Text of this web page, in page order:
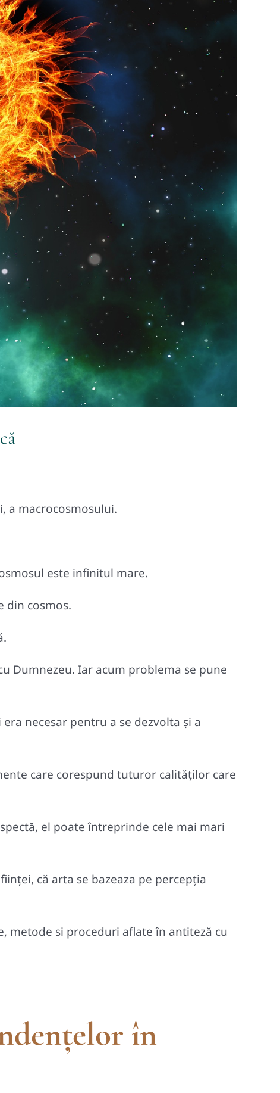
a macrocosmosului.
este infinitul mare.
din cosmos.
Dumnezeu. Iar acum problema se pune
necesar pentru a se dezvolta şi a
care corespund tuturor calităţilor care
el poate întreprinde cele mai mari
că arta se bazeaza pe percepția
metode si proceduri aflate în antiteză cu
în